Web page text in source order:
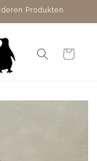
Produkten
Warenkorb